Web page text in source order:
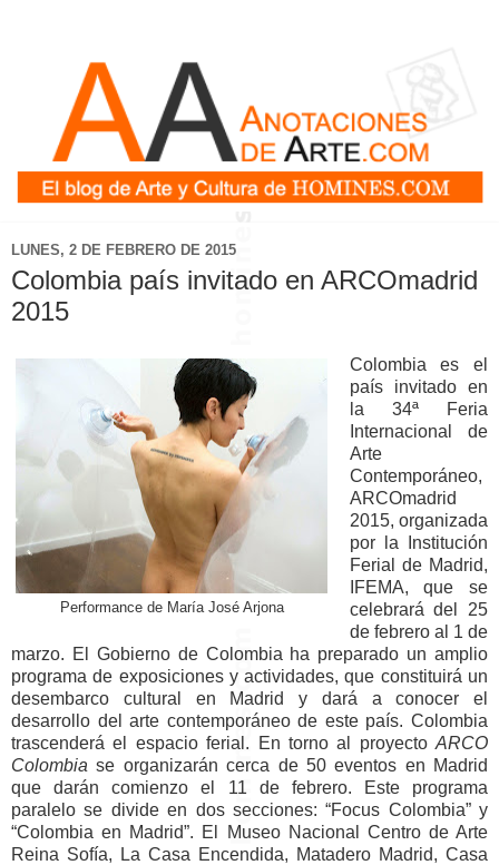
LUNES, 2 DE FEBRERO DE 2015
Colombia país invitado en ARCOmadrid
2015
Performance de María José Arjona
Colombia es el
país invitado en
la 34ª Feria
Internacional de
Arte
Contemporáneo,
ARCOmadrid
2015, organizada
por la Institución
Ferial de Madrid,
IFEMA, que se
celebrará del 25
de febrero al 1 de
marzo. El Gobierno de Colombia ha preparado un amplio
programa de exposiciones y actividades, que constituirá un
desembarco cultural en Madrid y dará a conocer el
desarrollo del arte contemporáneo de este país. Colombia
trascenderá el espacio ferial. En torno al proyecto ARCO
Colombia se organizarán cerca de 50 eventos en Madrid
que darán comienzo el 11 de febrero. Este programa
paralelo se divide en dos secciones: “Focus Colombia” y
“Colombia en Madrid”. El Museo Nacional Centro de Arte
Reina Sofía, La Casa Encendida, Matadero Madrid, Casa